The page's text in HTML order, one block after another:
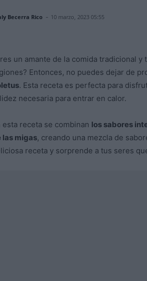
Becerra Rico - 10 marzo, 2023 05:55
un amante de la comida tradicional
Entonces, no puedes dejar de
. Esta receta es perfecta para
necesaria para entrar en calor.
esta receta se combinan los sabores
las migas, creando una mezcla de
receta y sorprende a tus seres